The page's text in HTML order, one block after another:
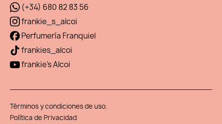
(+34) 680 82 83 56
frankie_s_alcoi
Perfumería Franquiel
frankies_alcoi
frankie's Alcoi
Términos y condiciones de uso.
Política de Privacidad